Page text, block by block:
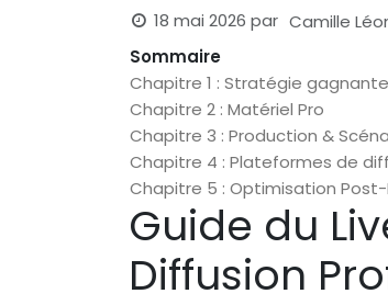
18 mai 2026 par Camille
Sommaire
Chapitre 1 : Stratégie gagnante
Chapitre 2 : Matériel Pro
Chapitre 3 : Production &
Chapitre 4 : Plateformes de
Chapitre 5 : Optimisation Post-
Guide du
Diffusion